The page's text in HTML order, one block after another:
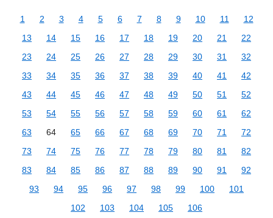
1 2 3 4 5 6 7 8 9 10 11
12
13
14 15 16 17 18 19 20 21
22
23
24 25 26 27 28 29 30 31
32
33
34 35 36 37 38 39 40 41
42
43
44 45 46 47 48 49 50 51
52
53
54 55 56 57 58 59 60 61
62
63
64 65 66 67 68 69 70 71
72
73
74 75 76 77 78 79 80 81
82
83
84 85 86 87 88 89 90 91
92
93
94 95 96 97 98 99 100
101
102
103 104 105 106